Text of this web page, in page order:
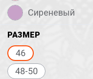
Сиреневый
РАЗМЕР
46
48-50